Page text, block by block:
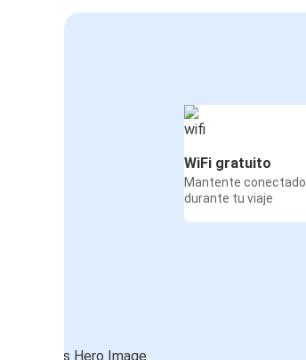
WiFi gratuito
Mantente conectado
durante tu viaje